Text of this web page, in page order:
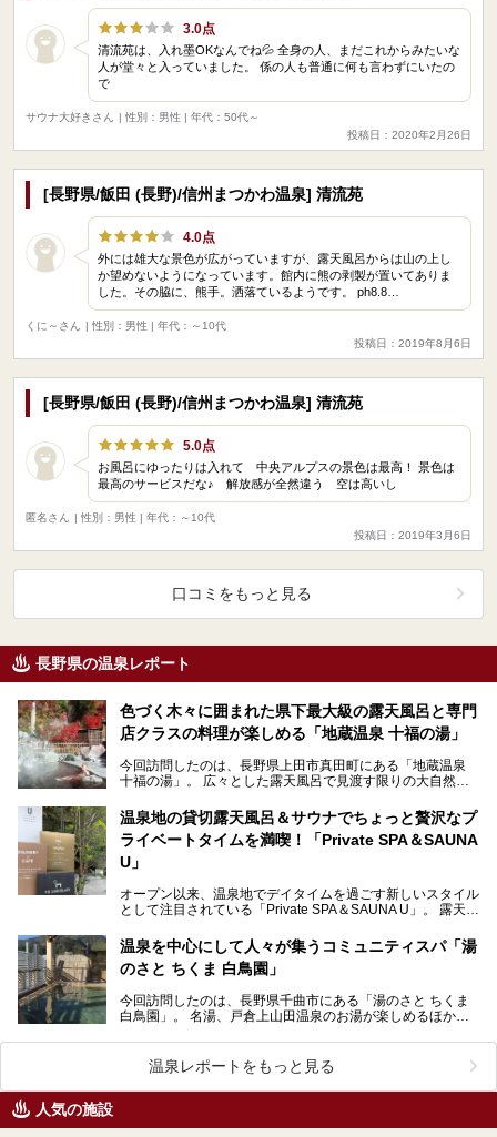
3.0点
清流苑は、入れ墨OKなんでね💦 全身の人、まだこれからみたいな
人が堂々と入っていました。 係の人も普通に何も言わずにいたの
で
サウナ大好きさん
| 性別：男性 | 年代：50代～
投稿日：2020年2月26日
[長野県/飯田 (長野)/信州まつかわ温泉] 清流苑
4.0点
外には雄大な景色が広がっていますが、露天風呂からは山の上し
か望めないようになっています。館内に熊の剥製が置いてありま
した。その脇に、熊手。洒落ているようです。 ph8.8…
くに～さん
| 性別：男性 | 年代：～10代
投稿日：2019年8月6日
[長野県/飯田 (長野)/信州まつかわ温泉] 清流苑
5.0点
お風呂にゆったりは入れて 中央アルプスの景色は最高！ 景色は
最高のサービスだな♪ 解放感が全然違う 空は高いし
匿名さん
| 性別：男性 | 年代：～10代
投稿日：2019年3月6日
口コミをもっと見る
長野県の温泉レポート
色づく木々に囲まれた県下最大級の露天風呂と専門
店クラスの料理が楽しめる「地蔵温泉 十福の湯」
今回訪問したのは、長野県上田市真田町にある「地蔵温泉
十福の湯」。 広々とした露天風呂で見渡す限りの大自然を
温泉地の貸切露天風呂＆サウナでちょっと贅沢なプ
ライベートタイムを満喫！「Private SPA＆SAUNA
U」
オープン以来、温泉地でデイタイムを過ごす新しいスタイル
として注目されている「Private SPA＆SAUNA U」。 露天風
温泉を中心にして人々が集うコミュニティスパ「湯
のさと ちくま 白鳥園」
今回訪問したのは、長野県千曲市にある「湯のさと ちくま
白鳥園」。 名湯、戸倉上山田温泉のお湯が楽しめるほか、
温泉レポートをもっと見る
人気の施設